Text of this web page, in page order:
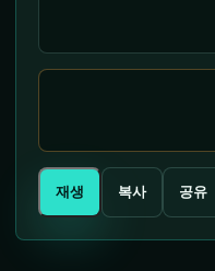
재생 복사 공유